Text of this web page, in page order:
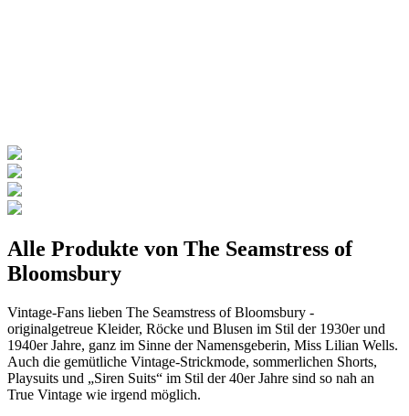
Alle Produkte von The Seamstress of
Bloomsbury
Vintage-Fans lieben The Seamstress of Bloomsbury -
originalgetreue Kleider, Röcke und Blusen im Stil der 1930er und
1940er Jahre, ganz im Sinne der Namensgeberin, Miss Lilian Wells.
Auch die gemütliche Vintage-Strickmode, sommerlichen Shorts,
Playsuits und „Siren Suits“ im Stil der 40er Jahre sind so nah an
True Vintage wie irgend möglich.